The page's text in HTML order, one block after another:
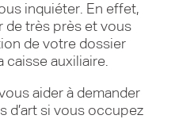
inquiéter. En effet,
de très près et vous
de votre dossier
caisse auxiliaire.
aider à demander
si vous occupez